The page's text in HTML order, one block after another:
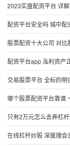
2023实盘配资平台 详
配资平台安全吗 城中
股票配资十大公司 对
配资平台app 泓利资产
交易股票平台 全标的
哪个股票配资平台靠谱
只有2万元怎么去弄杠
在线杠杆炒股 深度理